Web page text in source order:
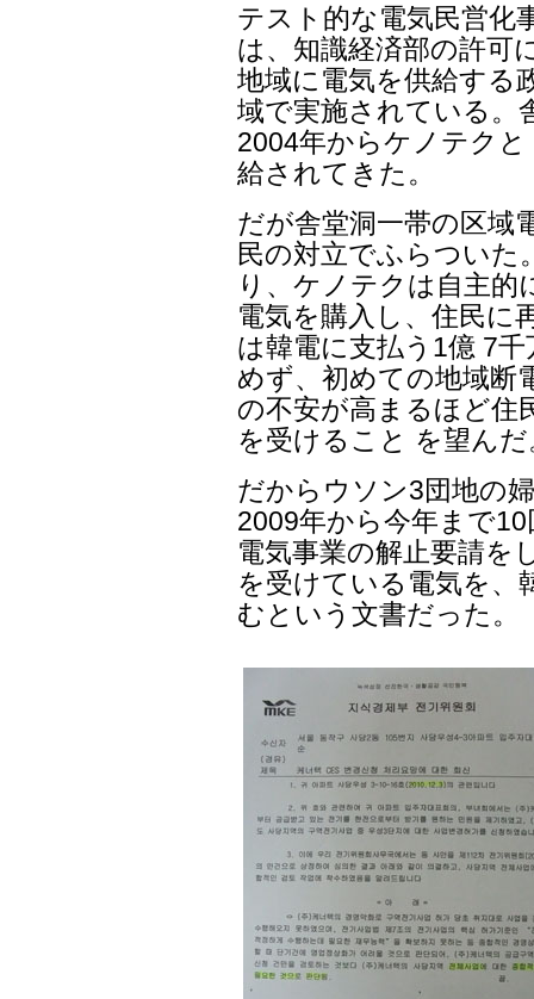
テスト的な電気民営化
は、知識経済部の許可
地域に電気を供給する
域で実施されている。
2004年からケノテク
給されてきた。
だが舎堂洞一帯の区域
民の対立でふらついた
り、ケノテクは自主的
電気を購入し、住民に
は韓電に支払う1億 7
めず、初めての地域断
の不安が高まるほど住
を受けること を望んだ
だからウソン3団地の
2009年から今年まで
電気事業の解止要請を
を受けている電気を、
むという文書だった。